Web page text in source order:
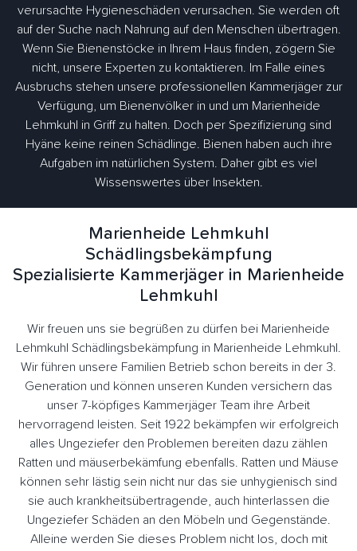
verursachte Hygieneschäden verursachen. Sie werden oft
auf der Suche nach Nahrung auf den Menschen übertragen.
Wenn Sie Bienenstöcke in Ihrem Haus finden, zögern Sie
nicht, unsere Experten zu kontaktieren. Im Falle eines
Ausbruchs stehen unsere professionellen Kammerjäger zur
Verfügung, um Bienenvölker in und um Marienheide
Lehmkuhl in Griff zu halten. Doch per Spezifizierung sind
Hyäne keine reinen Schädlinge. Bienen haben auch ihre
Aufgaben im natürlichen System. Daher gibt es viel
Wissenswertes über Insekten.
Marienheide Lehmkuhl
Schädlingsbekämpfung
Spezialisierte Kammerjäger in Marienheide
Lehmkuhl
Wir freuen uns sie begrüßen zu dürfen bei Marienheide
Lehmkuhl Schädlingsbekämpfung in Marienheide Lehmkuhl.
Wir führen unsere Familien Betrieb schon bereits in der 3.
Generation und können unseren Kunden versichern das
unser 7-köpfiges Kammerjäger Team ihre Arbeit
hervorragend leisten. Seit 1922 bekämpfen wir erfolgreich
alles Ungeziefer den Problemen bereiten dazu zählen
Ratten und mäuserbekämfung ebenfalls. Ratten und Mäuse
können sehr lästig sein nicht nur das sie unhygienisch sind
sie auch krankheitsübertragende, auch hinterlassen die
Ungeziefer Schäden an den Möbeln und Gegenstände.
Alleine werden Sie dieses Problem nicht los, doch mit